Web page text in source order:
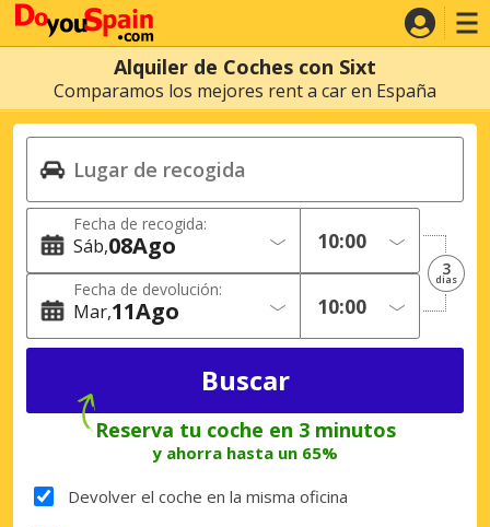
Alquiler de Coches con Sixt
Comparamos los mejores rent a car en España
Fecha de recogida:
Sáb 08Ago
Fecha de devolución:
Mar 11Ago
3
dias
Reserva tu coche en 3 minutos
y ahorra hasta un 65%
Devolver el coche en la misma oficina